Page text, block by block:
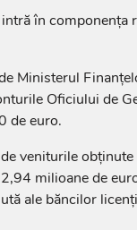
în
Ministerul
Oficiului de
de euro.
veniturile
milioane de
ale băncilor